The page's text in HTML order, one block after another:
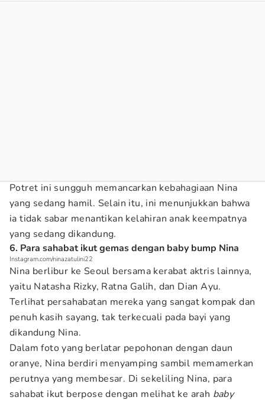
Potret ini sungguh memancarkan kebahagiaan Nina
yang sedang hamil. Selain itu, ini menunjukkan bahwa
ia tidak sabar menantikan kelahiran anak keempatnya
yang sedang dikandung.
6. Para sahabat ikut gemas dengan baby bump Nina
Instagram.com/ninazatulini22
Nina berlibur ke Seoul bersama kerabat aktris lainnya,
yaitu Natasha Rizky, Ratna Galih, dan Dian Ayu.
Terlihat persahabatan mereka yang sangat kompak dan
penuh kasih sayang, tak terkecuali pada bayi yang
dikandung Nina.
Dalam foto yang berlatar pepohonan dengan daun
oranye, Nina berdiri menyamping sambil memamerkan
perutnya yang membesar. Di sekeliling Nina, para
sahabat ikut berpose dengan melihat ke arah baby